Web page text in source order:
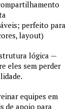
perfeito para
layout)
lógica —
eles sem perder
equipes em
de apoio para